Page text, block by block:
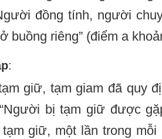
đồng tính, người
buồng riêng” (điểm a
:
giữ, tạm giam đã quy
bị tạm giữ được
giữ, một lần trong